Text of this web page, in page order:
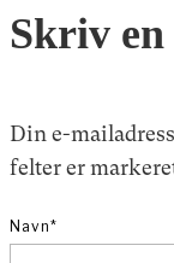
Skriv
Din e-
felter er
Navn*